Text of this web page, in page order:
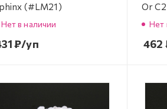
(#LM21)
Нет в наличии
₽/уп
Or
Нет
462